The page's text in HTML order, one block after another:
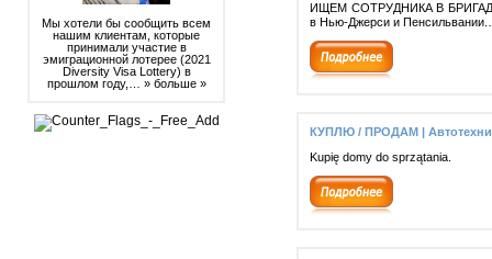
Мы хотели бы сообщить всем
нашим клиентам, которые
принимали участие в
эмиграционной лотерее (2021
Diversity Visa Lottery) в
прошлом году,… » больше »
ИЩЕМ СОТРУДНИКА В БРИГАДУ
в Нью-Джерси и
КУПЛЮ / ПРОДАМ |
Kupię domy do sprzątania.